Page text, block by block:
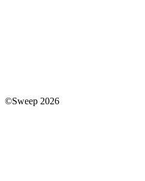
©Sweep 2026